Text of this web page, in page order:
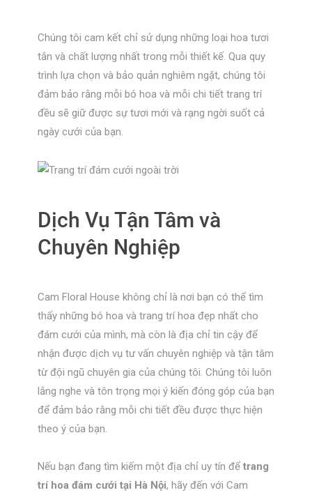
Chúng tôi cam kết chỉ sử dụng những loại hoa tươi
tắn và chất lượng nhất trong mỗi thiết kế. Qua quy
trình lựa chọn và bảo quản nghiêm ngặt, chúng tôi
đảm bảo rằng mỗi bó hoa và mỗi chi tiết trang trí
đều sẽ giữ được sự tươi mới và rạng ngời suốt cả
ngày cưới của bạn.
Dịch Vụ Tận Tâm và
Chuyên Nghiệp
Cam Floral House không chỉ là nơi bạn có thể tìm
thấy những bó hoa và trang trí hoa đẹp nhất cho
đám cưới của mình, mà còn là địa chỉ tin cậy để
nhận được dịch vụ tư vấn chuyên nghiệp và tận tâm
từ đội ngũ chuyên gia của chúng tôi. Chúng tôi luôn
lắng nghe và tôn trọng mọi ý kiến đóng góp của bạn
để đảm bảo rằng mỗi chi tiết đều được thực hiện
theo ý của bạn.
Nếu bạn đang tìm kiếm một địa chỉ uy tín để trang
trí hoa đám cưới tại Hà Nội, hãy đến với Cam